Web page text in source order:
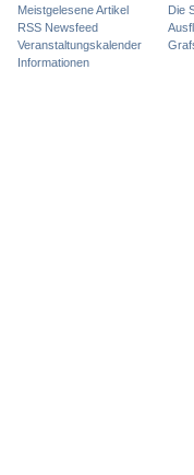
Meistgelesene Artikel
RSS Newsfeed
Veranstaltungskalender
Informationen
Die